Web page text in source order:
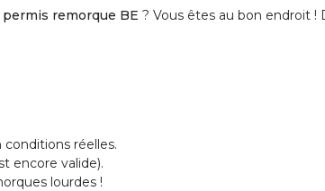
remorque BE ? Vous êtes au bon endroit
réelles.
encore valide).
lourdes !